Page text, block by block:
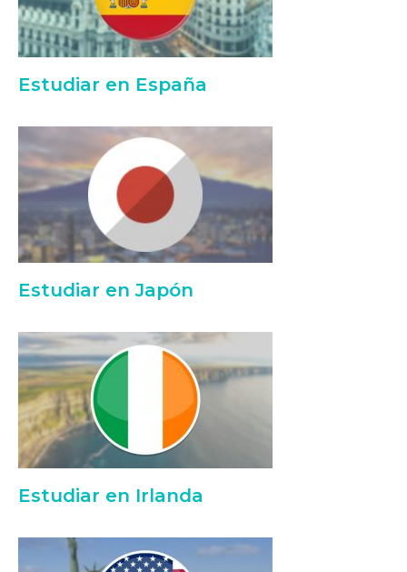
Estudiar en España
Estudiar en Japón
Estudiar en Irlanda